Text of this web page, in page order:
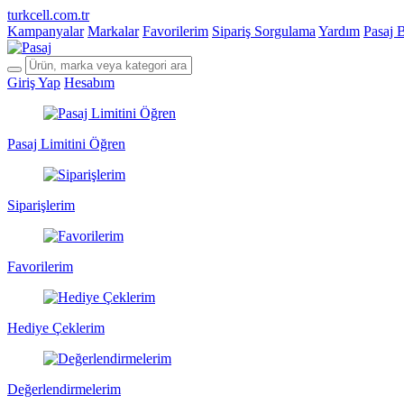
turkcell.com.tr
Kampanyalar Markalar Favorilerim Sipariş Sorgulama Yardım Pasaj
Giriş Yap Hesabım
Pasaj Limitini Öğren
Siparişlerim
Favorilerim
Hediye Çeklerim
Değerlendirmelerim